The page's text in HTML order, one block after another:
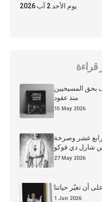
يوم الأحد 2 آب 2026
قراءة
بحق المسيحيين
منذ عقود
15 May 2026
الرابع عشر وصرخة
شارل دي فوكو
27 May 2026
أن تغيّر حياتنا
1 Jun 2026